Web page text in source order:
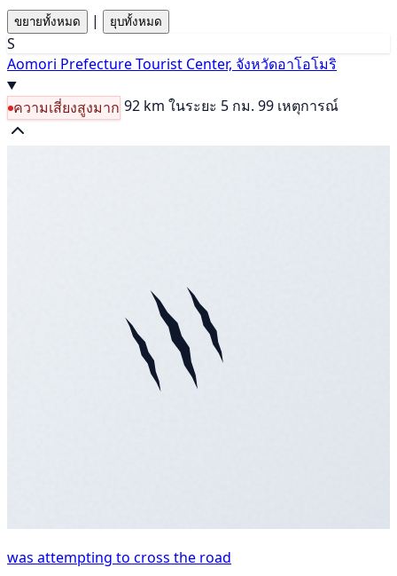
ขยายทั้งหมด | ยุบทั้งหมด
S
Aomori Prefecture Tourist Center, จังหวัดอาโอโมริ
ความเสี่ยงสูงมาก 92 km ในระยะ 5 กม. 99 เหตุการณ์
was attempting to cross the road